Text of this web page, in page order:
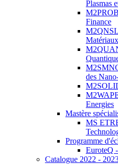
Plasmas
Finance
des
Energies
Mastère
MS
Programme
EuroteQ
Catalogue 2022 -